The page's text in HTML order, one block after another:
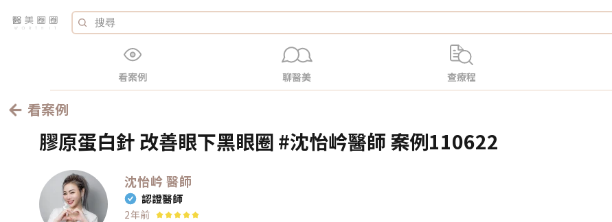
看案例 聊醫美 查療程
看案例
膠原蛋白針 改善眼下黑眼圈 #沈怡岒醫師 案例110622
沈怡岒醫師
認證醫師
2年前